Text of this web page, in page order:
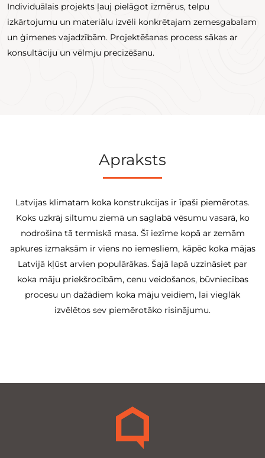
Individuālais projekts ļauj pielāgot izmērus, telpu
izkārtojumu un materiālu izvēli konkrētajam zemesgabalam
un ģimenes vajadzībām. Projektēšanas process sākas ar
konsultāciju un vēlmju precizēšanu.
Apraksts
Latvijas klimatam koka konstrukcijas ir īpaši piemērotas.
Koks uzkrāj siltumu ziemā un saglabā vēsumu vasarā, ko
nodrošina tā termiskā masa. Šī iezīme kopā ar zemām
apkures izmaksām ir viens no iemesliem, kāpēc koka mājas
Latvijā kļūst arvien populārākas. Šajā lapā uzzināsiet par
koka māju priekšrocībām, cenu veidošanos, būvniecības
procesu un dažādiem koka māju veidiem, lai vieglāk
izvēlētos sev piemērotāko risinājumu.